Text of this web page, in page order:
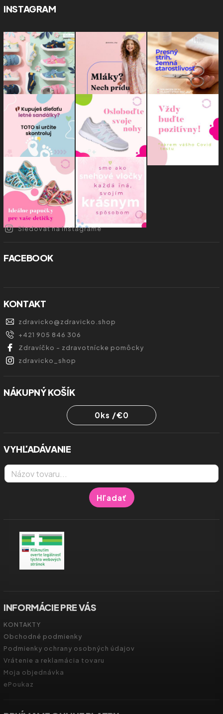
INSTAGRAM
Sledovať na Instagrame
FACEBOOK
KONTAKT
zdravicko@zdravicko.shop
+421 905 846 306
Zdravíčko - zdravotnícke pomôcky
zdravicko_shop
NÁKUPNÝ KOŠÍK
0ks /€0
VYHĽADÁVANIE
Hľadať
INFORMÁCIE PRE VÁS
KONTAKTY
Obchodné podmienky
Podmienky ochrany osobných údajov
Vrátenie a reklamácia tovaru
Moja objednávka
ePoukaz